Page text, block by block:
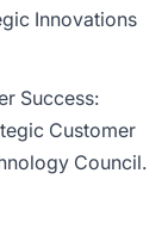
Innovations
Success:
Customer
Council.